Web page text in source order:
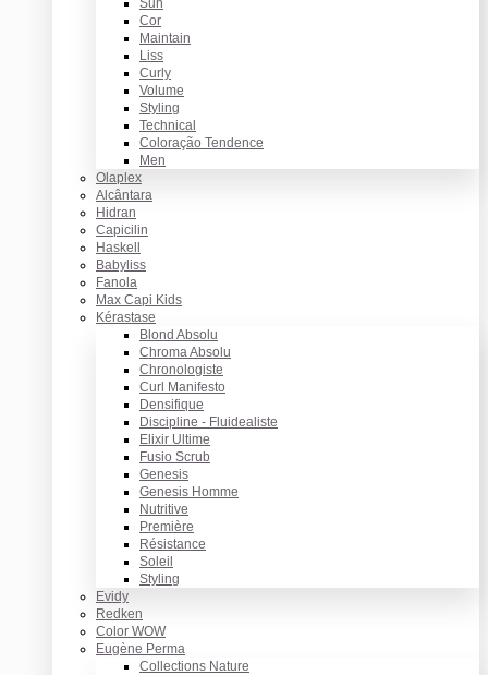
Cor
Maintain
Liss
Curly
Volume
Styling
Technical
Coloração Tendence
Men
Olaplex
Alcântara
Hidran
Capicilin
Haskell
Babyliss
Fanola
Max Capi Kids
Kérastase
Blond Absolu
Chroma Absolu
Chronologiste
Curl Manifesto
Densifique
Discipline - Fluidealiste
Elixir Ultime
Fusio Scrub
Genesis
Genesis Homme
Nutritive
Première
Résistance
Soleil
Styling
Evidy
Redken
Color WOW
Eugène Perma
Collections Nature